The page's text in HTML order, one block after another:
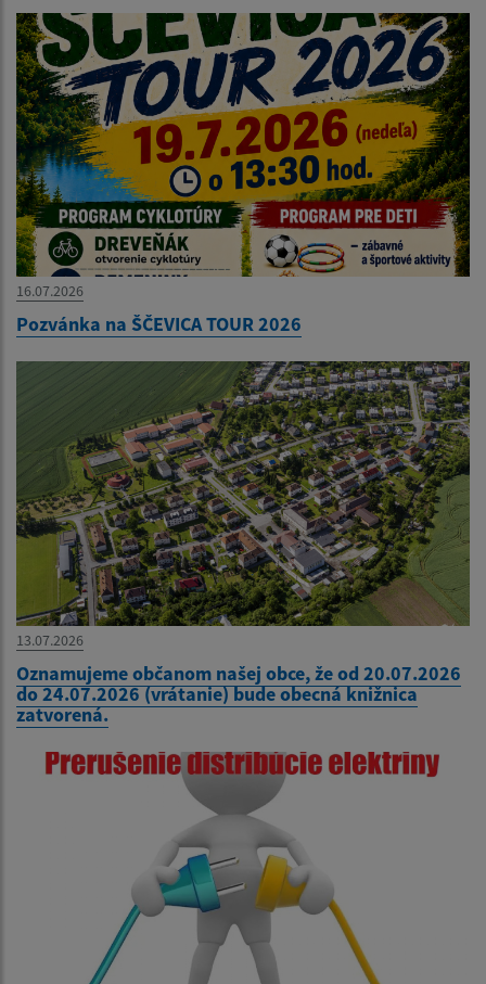
16.07.2026
Pozvánka na ŠČEVICA TOUR 2026
13.07.2026
Oznamujeme občanom našej obce, že od 20.07.2026
do 24.07.2026 (vrátanie) bude obecná knižnica
zatvorená.